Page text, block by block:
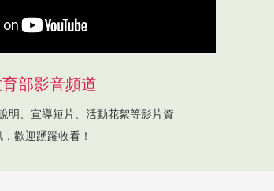
部影音頻道
明、宣導短片、活動花絮等影片資
，歡迎踴躍收看！